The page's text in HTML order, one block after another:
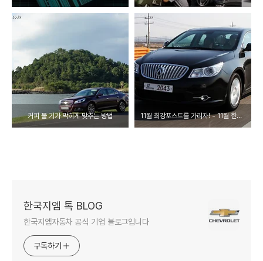
커피 물 기가 막히게 맞추는 방법 11월 최강포스트를 가리자! - 11월 한국지엠 포스트 BEST10
한국지엠 톡 BLOG
한국지엠자동차 공식 기업 블로그입니다
구독하기